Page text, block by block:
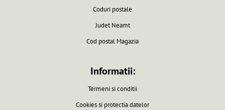
Coduri postale
Judet Neamt
Cod postal Magazia
Informatii:
Termeni si conditii
Cookies si protectia datelor